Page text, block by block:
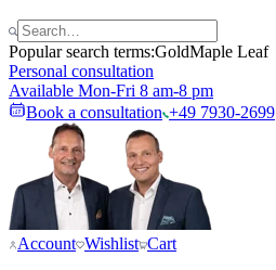
Popular search terms:GoldMaple Leaf
Personal consultation
Available Mon-Fri 8 am-8 pm
Book a consultation +49 7930-2699
Account Wishlist Cart